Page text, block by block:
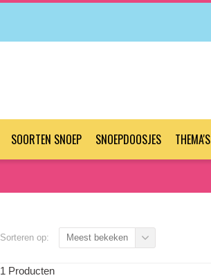
SOORTEN SNOEP SNOEPDOOSJES THEMA'S
Sorteren op: Meest bekeken
1 Producten